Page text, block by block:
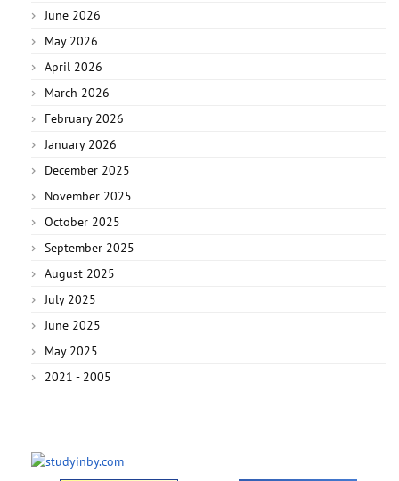
June 2026
May 2026
April 2026
March 2026
February 2026
January 2026
December 2025
November 2025
October 2025
September 2025
August 2025
July 2025
June 2025
May 2025
2021 - 2005